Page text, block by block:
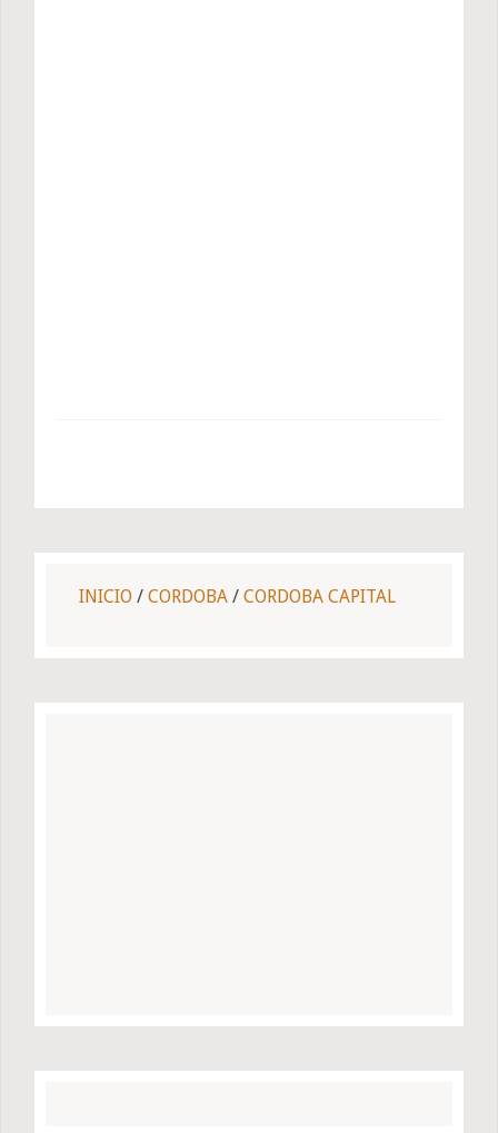
INICIO / CORDOBA / CORDOBA CAPITAL